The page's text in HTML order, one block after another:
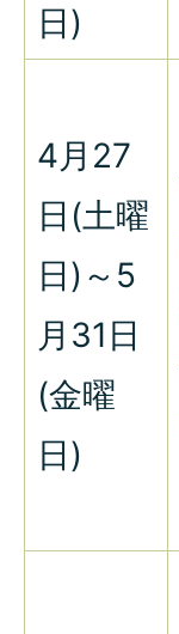
日)
4月27
日(土曜
日)～5
月31日
(金曜
日)